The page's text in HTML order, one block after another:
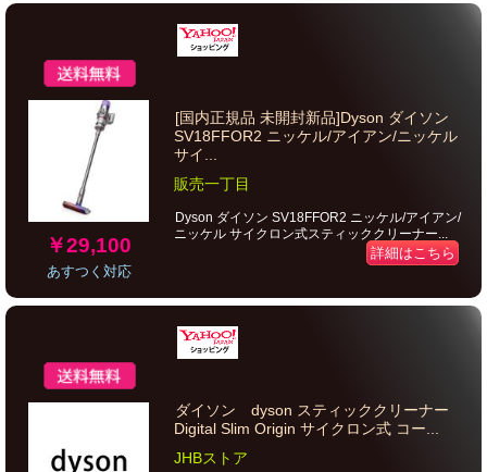
￥29,100
あすつく対応
[国内正規品 未開封新品]Dyson ダイソン
SV18FFOR2 ニッケル/アイアン/ニッケル
サイ...
販売一丁目
Dyson ダイソン SV18FFOR2 ニッケル/アイアン/
ニッケル サイクロン式スティッククリーナー...
詳細はこちら
ダイソン dyson スティッククリーナー
Digital Slim Origin サイクロン式 コー...
JHBストア